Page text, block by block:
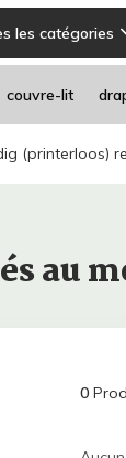
les catégories
couvre-lit
(printerloos)
au
0